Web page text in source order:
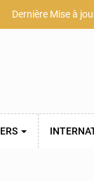
Dernière Mise à